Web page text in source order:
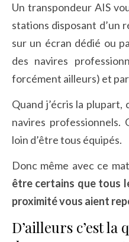
Un transpondeur AIS
stations disposant d’un
sur un écran dédié ou
des navires
forcément ailleurs) et
Quand j’écris la plupart,
navires professionnels.
loin d’être tous équipés.
Donc même avec ce
être certains que tous
proximité vous aient
D’ailleurs c’est la